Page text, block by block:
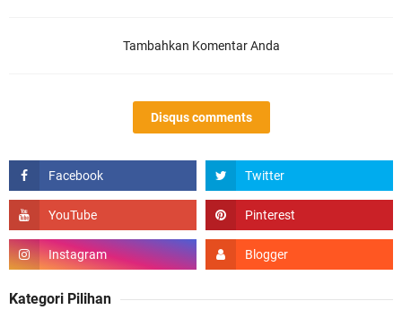
Tambahkan Komentar Anda
Disqus comments
Kategori Pilihan